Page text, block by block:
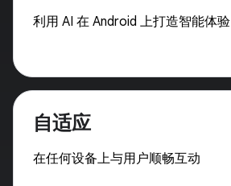
利用 AI 在 Android 上打造智能体验
自适应
在任何设备上与用户顺畅互动